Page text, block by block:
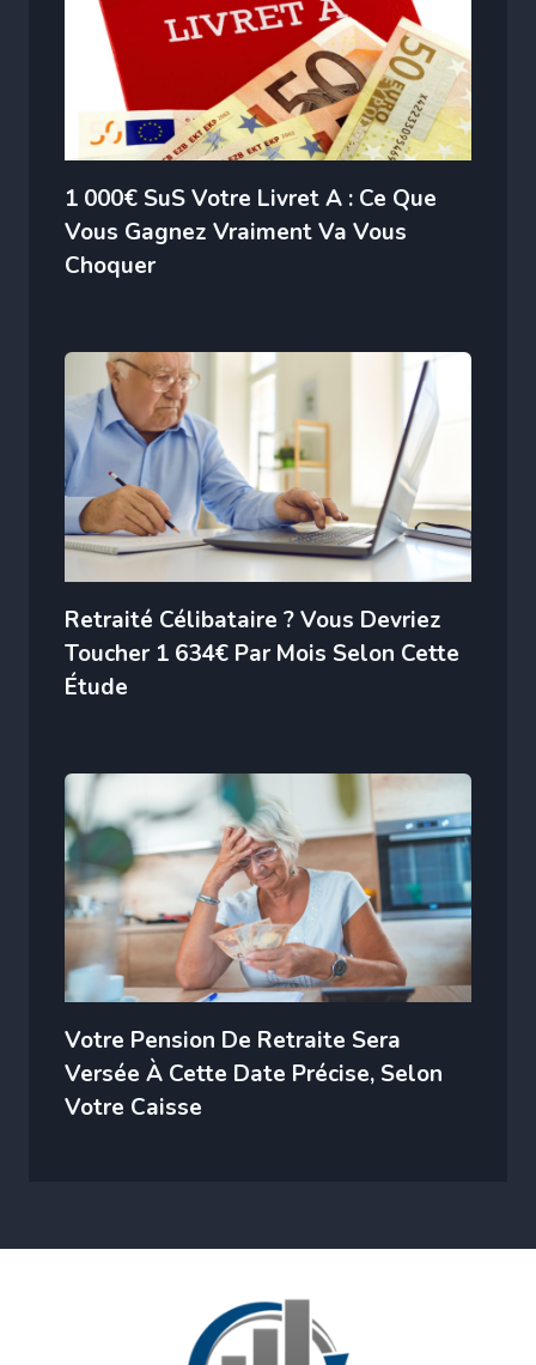
1 000€ SuS Votre Livret A : Ce Que
Vous Gagnez Vraiment Va Vous
Choquer
Retraité Célibataire ? Vous Devriez
Toucher 1 634€ Par Mois Selon Cette
Étude
Votre Pension De Retraite Sera
Versée À Cette Date Précise, Selon
Votre Caisse